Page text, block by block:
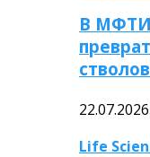
В МФТИ
22.07.2026
Life